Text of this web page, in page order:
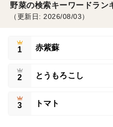
野菜の検索キーワードラン
（更新日: 2026/08/03）
1 赤紫蘇
2 とうもろこし
3 トマト